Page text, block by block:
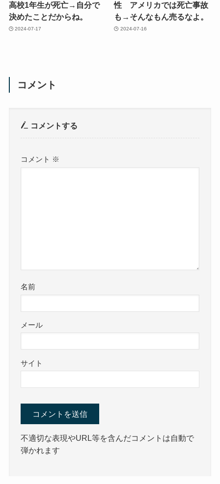
高校1年生が死亡→自分で
決めたことだからね。
2024-07-17
性 アメリカでは死亡事故
も→そんなもん売るなよ。
2024-07-16
コメント
コメントする
コメント ※
名前
メール
サイト
不適切な表現やURL等を含んだコメントは自動で
弾かれます